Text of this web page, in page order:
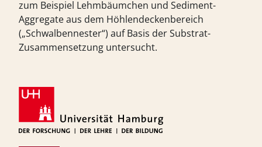
zum Beispiel Lehmbäumchen und Sediment-
Aggregate aus dem Höhlendeckenbereich
(„Schwalbennester“) auf Basis der Substrat-
Zusammensetzung untersucht.